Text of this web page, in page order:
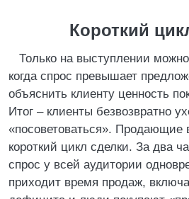
Короткий
Только на выступлении
когда спрос превышает
объяснить клиенту ценность
Итог – клиенты безвозвратно
«посоветоваться». Продающие
короткий цикл сделки. За два
спрос у всей аудитории
приходит время продаж,